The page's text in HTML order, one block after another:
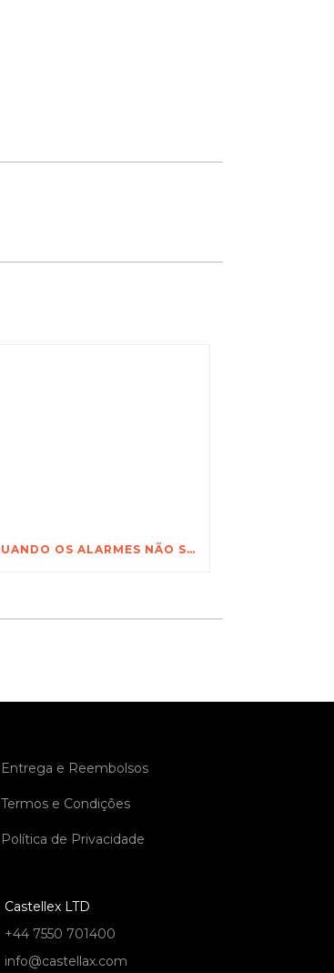
QUANDO OS ALARMES NÃO SÃO SUFICIENTES: POR QUE O CASTELLAX TRIO-X™ MUDA AS REGRAS DA SEGURANÇA
Entrega e Reembolsos
Termos e Condições
Política de Privacidade
Castellex LTD
+44 7550 701400
info@castellax.com